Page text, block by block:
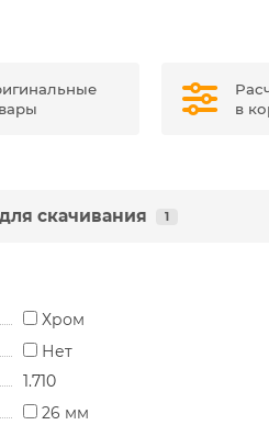
в
скачивания 1
Хром
Нет
1.710
26 мм